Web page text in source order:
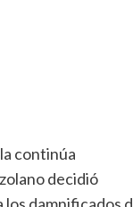
continúa
decidió